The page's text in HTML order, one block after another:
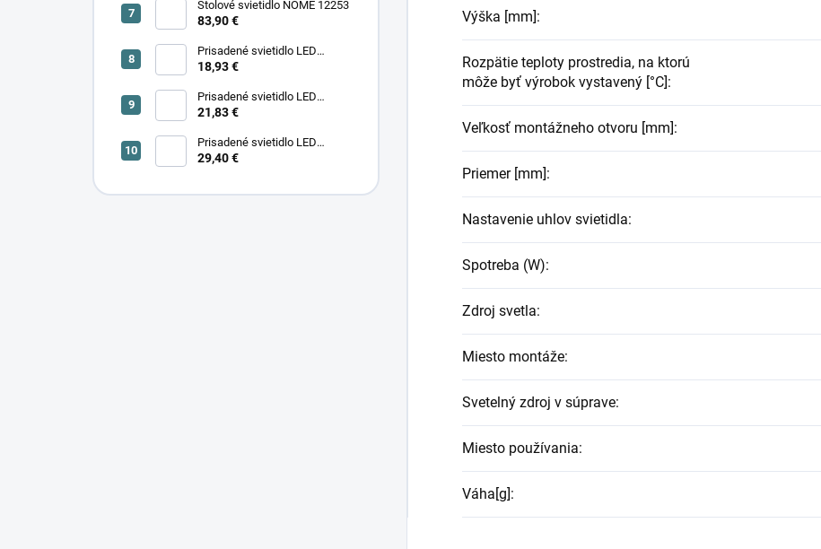
Stolové svietidlo NOME 12253
83,90 €
Prisadené svietidlo LED
18,93 €
Prisadené svietidlo LED
SONOR CCT UP 6W B 24365
21,83 €
Prisadené svietidlo LED
29,40 €
Výška [mm]:
Rozpätie teploty prostredia, na ktorú
môže byť výrobok vystavený [°C]:
Veľkosť montážneho otvoru [mm]:
Priemer [mm]:
Nastavenie uhlov svietidla:
Spotreba (W):
Zdroj svetla:
Miesto montáže:
Svetelný zdroj v súprave:
Miesto používania:
Váha[g]: